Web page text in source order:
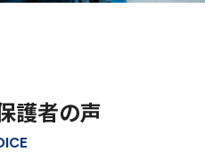
護者の声